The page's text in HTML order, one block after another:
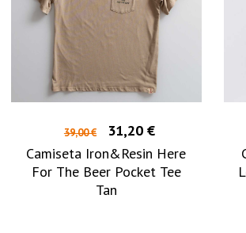
39,00 €
31,20 €
Camiseta Iron&Resin Here
For The Beer Pocket Tee
Tan